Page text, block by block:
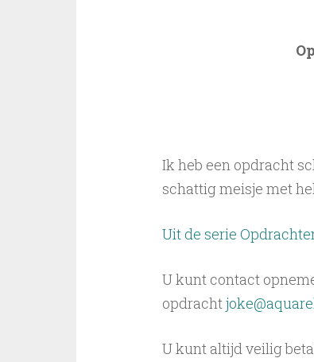
Ik heb een opdracht
schattig meisje met
Uit de serie
U kunt contact
opdracht
U kunt altijd veilig